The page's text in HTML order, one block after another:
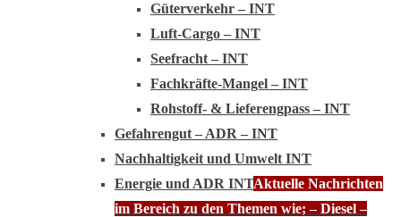
Güterverkehr – INT
Luft-Cargo – INT
Seefracht – INT
Fachkräfte-Mangel – INT
Rohstoff- & Lieferengpass – INT
Gefahrengut – ADR – INT
Nachhaltigkeit und Umwelt INT
Energie und ADR INTAktuelle Nachrichten
im Bereich zu den Themen wie; – Diesel –